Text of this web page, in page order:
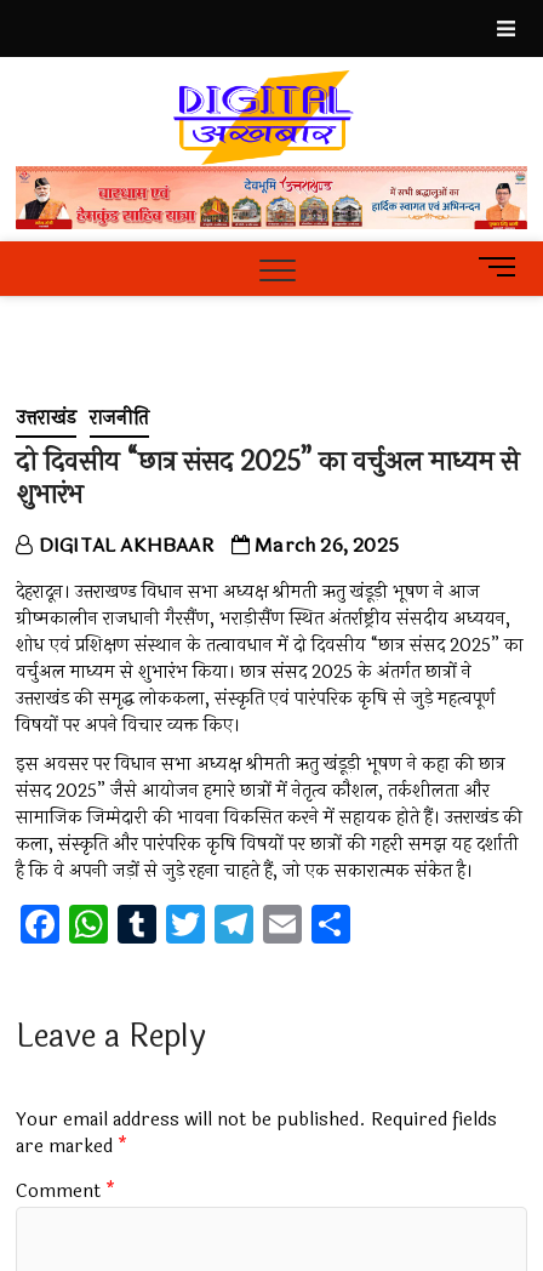
content
Hindi
News
PortalM
e
t
o
उत्तराखंड राजनीति
दो दिवसीय “छात्र संसद 2025” का वर्चुअल माध्यम से
शुभारंभ
DIGITAL AKHBAAR March 26, 2025
देहरादून। उत्तराखण्ड विधान सभा अध्यक्ष श्रीमती ऋतु खंडूड़ी भूषण ने आज
ग्रीष्मकालीन राजधानी गैरसैंण, भराड़ीसैंण स्थित अंतर्राष्ट्रीय संसदीय अध्ययन,
शोध एवं प्रशिक्षण संस्थान के तत्वावधान में दो दिवसीय “छात्र संसद 2025” का
वर्चुअल माध्यम से शुभारंभ किया। छात्र संसद 2025 के अंतर्गत छात्रों ने
उत्तराखंड की समृद्ध लोककला, संस्कृति एवं पारंपरिक कृषि से जुड़े महत्वपूर्ण
विषयों पर अपने विचार व्यक्त किए।
इस अवसर पर विधान सभा अध्यक्ष श्रीमती ऋतु खंडूड़ी भूषण ने कहा की छात्र
संसद 2025” जैसे आयोजन हमारे छात्रों में नेतृत्व कौशल, तर्कशीलता और
सामाजिक जिम्मेदारी की भावना विकसित करने में सहायक होते हैं। उत्तराखंड की
कला, संस्कृति और पारंपरिक कृषि विषयों पर छात्रों की गहरी समझ यह दर्शाती
है कि वे अपनी जड़ों से जुड़े रहना चाहते हैं, जो एक सकारात्मक संकेत है।
F
a
b
o
k
W
h
s
p
p
T
u
bl
T
wi
er
T
el
m
E
m
Leave a Reply
Your email address will not be published. Required fields
are marked *
Comment *